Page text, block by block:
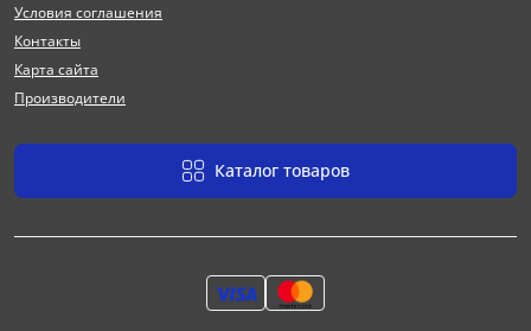
Условия соглашения
Контакты
Карта сайта
Производители
Каталог товаров